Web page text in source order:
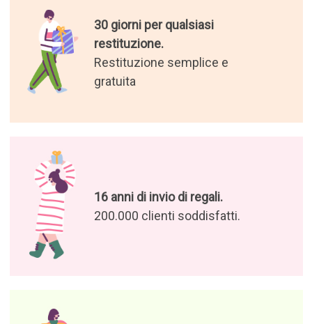
30 giorni per qualsiasi
restituzione.
Restituzione semplice e
gratuita
16 anni di invio di regali.
200.000 clienti soddisfatti.